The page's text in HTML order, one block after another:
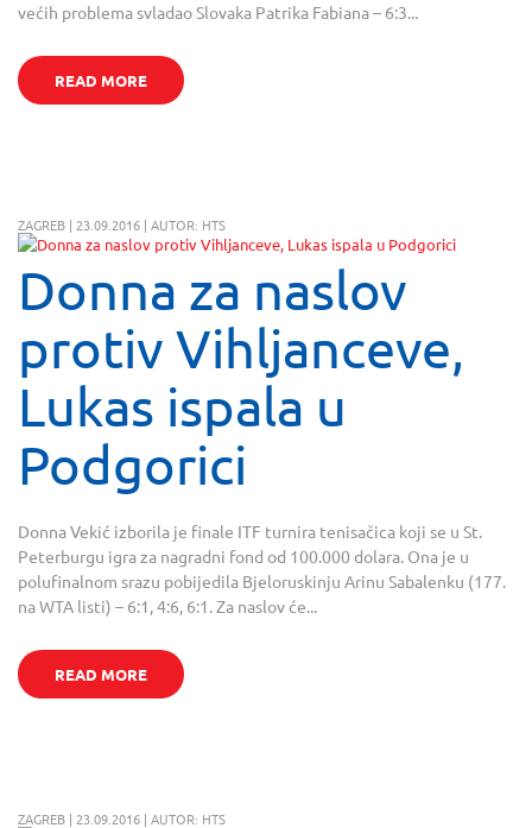
većih problema svladao Slovaka Patrika Fabiana – 6:3...
READ MORE
ZAGREB | 23.09.2016 | AUTOR: HTS
Donna za naslov
protiv Vihljanceve,
Lukas ispala u
Podgorici
Donna Vekić izborila je finale ITF turnira tenisačica koji se u St.
Peterburgu igra za nagradni fond od 100.000 dolara. Ona je u
polufinalnom srazu pobijedila Bjeloruskinju Arinu Sabalenku (177.
na WTA listi) – 6:1, 4:6, 6:1. Za naslov će...
READ MORE
ZAGREB | 23.09.2016 | AUTOR: HTS